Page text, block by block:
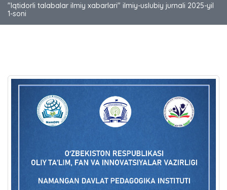
"Iqtidorli talabalar ilmiy xabarlari" ilmiy-uslubiy jurnali 2025-yil
1-soni